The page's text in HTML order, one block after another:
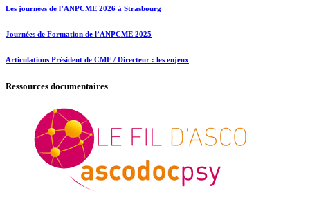
Les journées de l’ANPCME 2026 à Strasbourg
Journées de Formation de l’ANPCME 2025
Articulations Président de CME / Directeur : les enjeux
Ressources documentaires